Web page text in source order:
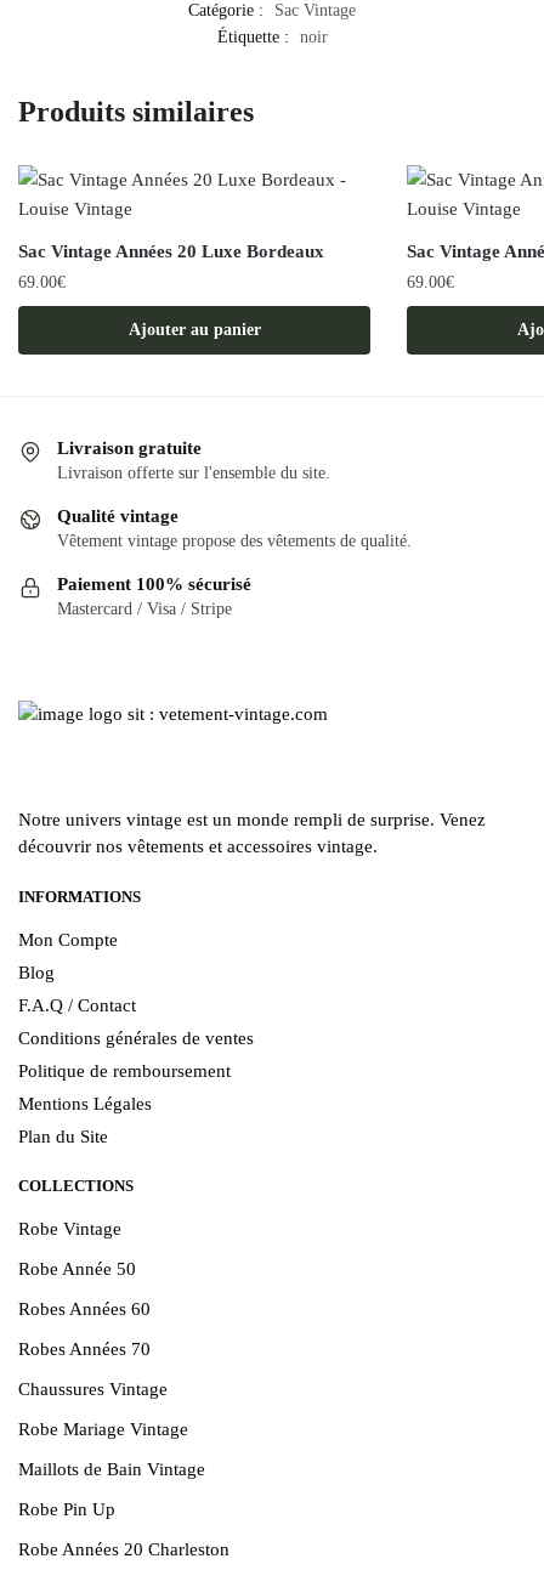
Catégorie :
Sac Vintage
Étiquette :
noir
Produits similaires
Sac Vintage Années 20 Luxe Bordeaux
69.00€
Ajouter au panier
Sac Vintage
69.00€
Livraison gratuite
Livraison offerte sur l'ensemble du site.
Qualité vintage
Vêtement vintage propose des vêtements de qualité.
Paiement 100% sécurisé
Mastercard / Visa / Stripe
Notre univers vintage est un monde rempli de surprise. Venez
découvrir nos vêtements et accessoires vintage.
INFORMATIONS
Mon Compte
Blog
F.A.Q / Contact
Conditions générales de ventes
Politique de remboursement
Mentions Légales
Plan du Site
COLLECTIONS
Robe Vintage
Robe Année 50
Robes Années 60
Robes Années 70
Chaussures Vintage
Robe Mariage Vintage
Maillots de Bain Vintage
Robe Pin Up
Robe Années 20 Charleston